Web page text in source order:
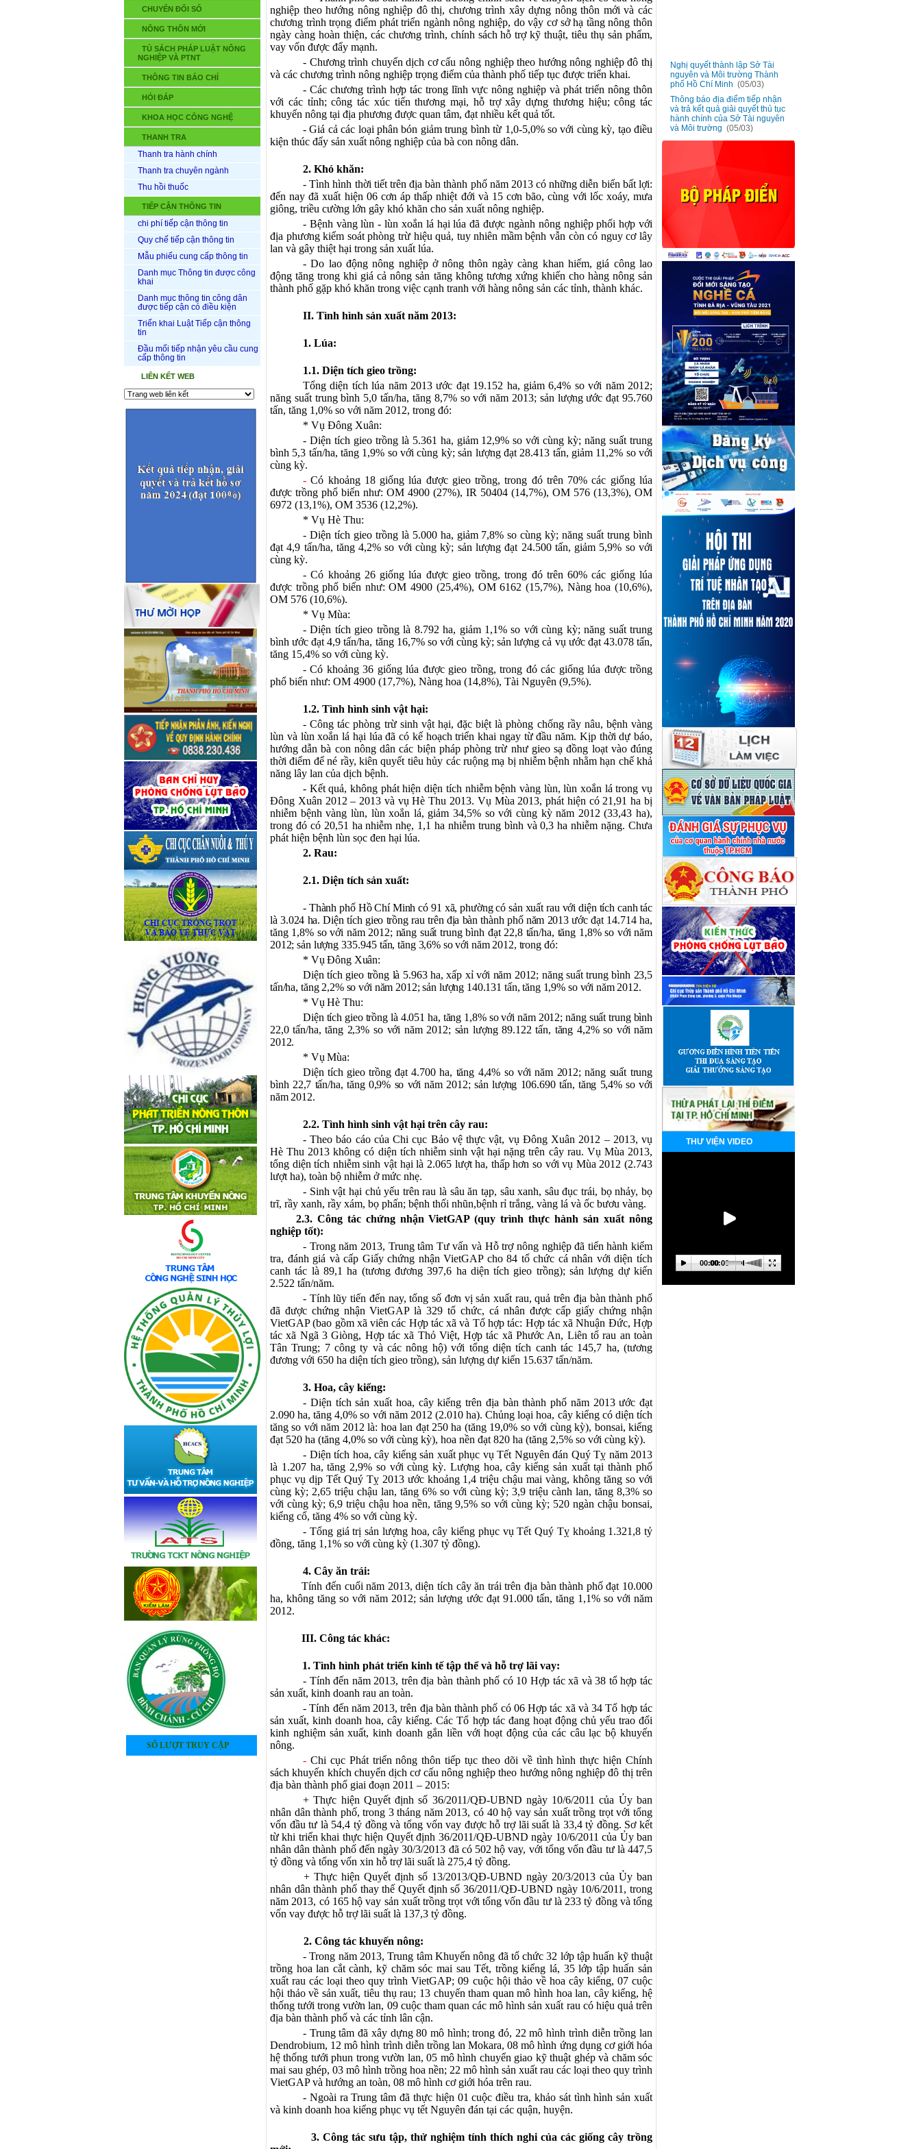
CHUYỂN ĐỔI SỐ
NÔNG THÔN MỚI
TỦ SÁCH PHÁP LUẬT NÔNG
NGHIỆP VÀ PTNT
THÔNG TIN BÁO CHÍ
HỎI ĐÁP
KHOA HỌC CÔNG NGHỆ
THANH TRA
Thanh tra hành chính
Thanh tra chuyên ngành
Thu hồi thuốc
TIẾP CẬN THÔNG TIN
chi phí tiếp cận thông tin
Quy chế tiếp cận thông tin
Mẫu phiếu cung cấp thông tin
Danh mục Thông tin được công
khai
Danh mục thông tin công dân
được tiếp cận có điều kiện
Triển khai Luật Tiếp cận thông
tin
Đầu mối tiếp nhận yêu cầu cung
cấp thông tin
LIÊN KẾT WEB
SỐ LƯỢT TRUY CẬP
nghiệp theo hướng nông nghiệp đô thị, chương trình xây dựng nông thôn mới và các
chương trình trọng điểm phát triển ngành nông nghiệp, do vậy cơ sở hạ tầng nông thôn
ngày càng hoàn thiện, các chương trình, chính sách hỗ trợ kỹ thuật, tiêu thụ sản phẩm,
vay vốn được đẩy mạnh.
- Chương trình chuyển dịch cơ cấu nông nghiệp theo hướng nông nghiệp đô thị
và các chương trình nông nghiệp trọng điểm của thành phố tiếp tục được triển khai.
- Các chương trình hợp tác trong lĩnh vực nông nghiệp và phát triển nông thôn
với các tỉnh; công tác xúc tiến thương mại, hỗ trợ xây dựng thương hiệu; công tác
khuyến nông tại địa phương được quan tâm, đạt nhiều kết quả tốt.
- Giá cả các loại phân bón giảm trung bình từ 1,0-5,0% so với cùng kỳ, tạo điều
kiện thúc đẩy sản xuất nông nghiệp của bà con nông dân.
2. Khó khăn:
- Tình hình thời tiết trên địa bàn thành phố năm 2013 có những diễn biến bất lợi:
đến nay đã xuất hiện 06 cơn áp thấp nhiệt đới và 15 cơn bão, cùng với lốc xoáy, mưa
giông, triều cường lớn gây khó khăn cho sản xuất nông nghiệp.
- Bệnh vàng lùn - lùn xoắn lá hại lúa đã được ngành nông nghiệp phối hợp với
địa phương kiểm soát phòng trừ hiệu quả, tuy nhiên mầm bệnh vẫn còn có nguy cơ lây
lan và gây thiệt hại trong sản xuất lúa.
- Do lao động nông nghiệp ở nông thôn ngày càng khan hiếm, giá công lao
động tăng trong khi giá cả nông sản tăng không tương xứng khiến cho hàng nông sản
thành phố gặp khó khăn trong việc cạnh tranh với hàng nông sản các tỉnh, thành khác.
II. Tình hình sản xuất năm 2013:
1. Lúa:
1.1. Diện tích gieo trồng:
Tổng diện tích lúa năm 2013 ước đạt 19.152 ha, giảm 6,4% so với năm 2012;
năng suất trung bình 5,0 tấn/ha, tăng 8,7% so với năm 2013; sản lượng ước đạt 95.760
tấn, tăng 1,0% so với năm 2012, trong đó:
* Vụ Đông Xuân:
- Diện tích gieo trồng là 5.361 ha, giảm 12,9% so với cùng kỳ; năng suất trung
bình 5,3 tấn/ha, tăng 1,9% so với cùng kỳ; sản lượng đạt 28.413 tấn, giảm 11,2% so với
cùng kỳ.
-Có khoảng 18 giống lúa được gieo trồng, trong đó trên 70% các giống lúa
được trồng phổ biến như: OM 4900 (27%), IR 50404 (14,7%), OM 576 (13,3%), OM
6972 (13,1%), OM 3536 (12,2%).
* Vụ Hè Thu:
- Diện tích gieo trồng là 5.000 ha, giảm 7,8% so cùng kỳ; năng suất trung bình
đạt 4,9 tấn/ha, tăng 4,2% so với cùng kỳ; sản lượng đạt 24.500 tấn, giảm 5,9% so với
cùng kỳ.
- Có khoảng 26 giống lúa được gieo trồng, trong đó trên 60% các giống lúa
được trồng phổ biến như: OM 4900 (25,4%), OM 6162 (15,7%), Nàng hoa (10,6%),
OM 576 (10,6%).
* Vụ Mùa:
- Diện tích gieo trồng là 8.792 ha, giảm 1,1% so với cùng kỳ; năng suất trung
bình ước đạt 4,9 tấn/ha, tăng 16,7% so với cùng kỳ; sản lượng cả vụ ước đạt 43.078 tấn,
tăng 15,4% so với cùng kỳ.
- Có khoảng 36 giống lúa được gieo trồng, trong đó các giống lúa được trồng
phổ biến như: OM 4900 (17,7%), Nàng hoa (14,8%), Tài Nguyên (9,5%).
1.2. Tình hình sinh vật hại:
- Công tác phòng trừ sinh vật hại, đặc biệt là phòng chống rầy nâu, bệnh vàng
lùn và lùn xoắn lá hại lúa đã có kế hoạch triển khai ngay từ đầu năm. Kịp thời dự báo,
hướng dẫn bà con nông dân các biện pháp phòng trừ như gieo sạ đồng loạt vào đúng
thời điểm để né rầy, kiên quyết tiêu hủy các ruộng mạ bị nhiễm bệnh nhằm hạn chế khả
năng lây lan của dịch bệnh.
- Kết quả, không phát hiện diện tích nhiễm bệnh vàng lùn, lùn xoắn lá trong vụ
Đông Xuân 2012 – 2013 và vụ Hè Thu 2013. Vụ Mùa 2013, phát hiện có 21,91 ha bị
nhiễm bệnh vàng lùn, lùn xoắn lá, giảm 34,5% so với cùng kỳ năm 2012 (33,43 ha),
trong đó có 20,51 ha nhiễm nhẹ, 1,1 ha nhiễm trung bình và 0,3 ha nhiễm nặng. Chưa
phát hiện bệnh lùn sọc đen hại lúa.
2. Rau:
2.1. Diện tích sản xuất:
- Thành phố Hồ Chí Minh có 91 xã, phường có sản xuất rau với diện tích canh tác
là 3.024 ha. Diện tích gieo trồng rau trên địa bàn thành phố năm 2013 ước đạt 14.714ha,
tăng 1,8% so với năm 2012; năng suất trung bình đạt 22,8 tấn/ha, tăng 1,8% so với năm
2012; sản lượng 335.945 tấn, tăng 3,6% so với năm 2012, trong đó:
* Vụ Đông Xuân:
Diện tích gieo trồng là 5.963 ha, xấp xỉ với năm 2012; năng suất trung bình 23,5
tấn/ha, tăng 2,2% so với năm 2012; sản lượng 140.131 tấn, tăng 1,9% so với năm 2012.
* Vụ Hè Thu:
Diện tích gieo trồng là 4.051 ha, tăng 1,8% so với năm 2012; năng suất trung bình
22,0 tấn/ha, tăng 2,3% so với năm 2012; sản lượng 89.122 tấn, tăng 4,2% so với năm
2012.
* Vụ Mùa:
Diện tích gieo trồng đạt 4.700 ha, tăng 4,4% so với năm 2012; năng suất trung
bình 22,7 tấn/ha, tăng 0,9% so với năm 2012; sản lượng 106.690 tấn, tăng 5,4% so với
năm 2012.
2.2. Tình hình sinh vật hại trên cây rau:
- Theo báo cáo của Chi cục Bảo vệ thực vật, vụ Đông Xuân 2012 – 2013, vụ
Hè Thu 2013 không có diện tích nhiễm sinh vật hại nặng trên cây rau. Vụ Mùa 2013,
tổng diện tích nhiễm sinh vật hại là 2.065 lượt ha, thấp hơn so với vụ Mùa 2012 (2.743
lượt ha), toàn bộ nhiễm ở mức nhẹ.
- Sinh vật hại chủ yếu trên rau là sâu ăn tạp, sâu xanh, sâu đục trái, bọ nhảy, bọ
trĩ, rầy xanh, rầy xám, bọ phấn; bệnh thối nhũn,bệnh rỉ trắng, vàng lá và ốc bươu vàng.
2.3. Công tác chứng nhận VietGAP (quy trình thực hành sản xuất nông
nghiệp tốt):
- Trong năm 2013, Trung tâm Tư vấn và Hỗ trợ nông nghiệp đã tiến hành kiểm
tra, đánh giá và cấp Giấy chứng nhận VietGAP cho84 tổ chức cá nhân với diện tích
canh tác là 89,1 ha (tương đương 397,6 ha diện tích gieo trồng); sản lượng dự kiến
2.522 tấn/năm.
- Tính lũy tiến đến nay, tổng số đơn vị sản xuất rau, quả trên địa bàn thành phố
đã được chứng nhận VietGAP là 329 tổ chức, cá nhân được cấp giấy chứng nhận
VietGAP (bao gồm xã viên các Hợp tác xã và Tổ hợp tác: Hợp tác xã Nhuận Đức, Hợp
tác xã Ngã 3 Giòng, Hợp tác xã Thỏ Việt, Hợp tác xã Phước An, Liên tổ rau an toàn
Tân Trung; 7 công ty và các nông hộ) với tổng diện tích canh tác 145,7 ha, (tương
đương với 650 ha diện tích gieo trồng), sản lượng dự kiến 15.637 tấn/năm.
3. Hoa, cây kiểng:
- Diện tích sản xuất hoa, cây kiểng trên địa bàn thành phố năm 2013 ước đạt
2.090 ha, tăng 4,0% so với năm 2012 (2.010 ha). Chủng loại hoa, cây kiểng có diện tích
tăng so với năm 2012 là: hoa lan đạt 250 ha (tăng 19,0% so với cùng kỳ), bonsai, kiểng
đạt 520 ha (tăng 4,0% so với cùng kỳ), hoa nền đạt 820 ha (tăng 2,5% so với cùng kỳ).
- Diện tích hoa, cây kiểng sản xuất phục vụ Tết Nguyên đán Quý Tỵ năm 2013
là 1.207 ha, tăng 2,9% so với cùng kỳ. Lượng hoa, cây kiểng sản xuất tại thành phố
phục vụ dịp Tết Quý Tỵ 2013 ước khoảng 1,4 triệu chậu mai vàng, không tăng so với
cùng kỳ; 2,65 triệu chậu lan, tăng 6% so với cùng kỳ; 3,9 triệu cành lan, tăng 8,3% so
với cùng kỳ; 6,9 triệu chậu hoa nền, tăng 9,5% so với cùng kỳ; 520 ngàn chậu bonsai,
kiểng cổ, tăng 4% so với cùng kỳ.
- Tổng giá trị sản lượng hoa, cây kiểng phục vụ Tết Quý Tỵ khoảng 1.321,8 tỷ
đồng, tăng 1,1% so với cùng kỳ (1.307 tỷ đồng).
4. Cây ăn trái:
Tính đến cuối năm 2013, diện tích cây ăn trái trên địa bàn thành phố đạt 10.000
ha, không tăng so với năm 2012; sản lượng ước đạt 91.000 tấn, tăng 1,1% so với năm
2012.
III. Công tác khác:
1. Tình hình phát triển kinh tế tập thể và hỗ trợ lãi vay:
- Tính đến năm 2013, trên địa bàn thành phố có 10 Hợp tác xã và 38 tổ hợp tác
sản xuất, kinh doanh rau an toàn.
- Tính đến năm 2013, trên địa bàn thành phố có 06 Hợp tác xã và 34 Tổ hợp tác
sản xuất, kinh doanh hoa, cây kiểng. Các Tổ hợp tác đang hoạt động chủ yếu trao đổi
kinh nghiệm sản xuất, kinh doanh gắn liền với hoạt động của các câu lạc bộ khuyến
nông.
- Chi cục Phát triển nông thôn tiếp tục theo dõi về tình hình thực hiện Chính
sách khuyến khích chuyển dịch cơ cấu nông nghiệp theo hướng nông nghiệp đô thị trên
địa bàn thành phố giai đoạn 2011 – 2015:
+ Thực hiện Quyết định số 36/2011/QĐ-UBND ngày 10/6/2011 của Ủy ban
nhân dân thành phố, trong 3 tháng năm 2013, có 40 hộ vay sản xuất trồng trọt với tổng
vốn đầu tư là 54,4 tỷ đồng và tổng vốn vay được hỗ trợ lãi suất là 33,4 tỷ đồng. Sơ kết
từ khi triển khai thực hiện Quyết định 36/2011/QĐ-UBND ngày 10/6/2011 của Ủy ban
nhân dân thành phố đến ngày 30/3/2013 đã có 502 hộ vay, với tổng vốn đầu tư là 447,5
tỷ đồng và tổng vốn xin hỗ trợ lãi suất là 275,4 tỷ đồng.
+ Thực hiện Quyết định số 13/2013/QĐ-UBND ngày 20/3/2013 của Ủy ban
nhân dân thành phố thay thế Quyết định số 36/2011/QĐ-UBND ngày 10/6/2011, trong
năm 2013, có 165 hộ vay sản xuất trồng trọt với tổng vốn đầu tư là 233 tỷ đồng và tổng
vốn vay được hỗ trợ lãi suất là 137,3 tỷ đồng.
2. Công tác khuyến nông:
- Trong năm 2013, Trung tâm Khuyến nông đã tổ chức 32 lớp tập huấn kỹ thuật
trồng hoa lan cắt cành, kỹ chăm sóc mai sau Tết, trồng kiểng lá, 35 lớp tập huấn sản
xuất rau các loại theo quy trình VietGAP; 09 cuộc hội thảo về hoa cây kiểng, 07 cuộc
hội thảo về sản xuất, tiêu thụ rau; 13 chuyến tham quan mô hình hoa lan, cây kiểng, hệ
thống tưới trong vườn lan, 09 cuộc tham quan các mô hình sản xuất rau có hiệu quả trên
địa bàn thành phố và các tỉnh lân cận.
- Trung tâm đã xây dựng 80 mô hình; trong đó, 22 mô hình trình diễn trồng lan
Dendrobium, 12 mô hình trình diễn trồng lan Mokara, 08 mô hình ứng dụng cơ giới hóa
hệ thống tưới phun trong vườn lan, 05 mô hình chuyển giao kỹ thuật ghép và chăm sóc
mai sau ghép, 03 mô hình trồng hoa nền; 22 mô hình sản xuất rau các loại theo quy trình
VietGAP và hướng an toàn, 08 mô hình cơ giới hóa trên rau.
- Ngoài ra Trung tâm đã thực hiện 01 cuộc điều tra, khảo sát tình hình sản xuất
và kinh doanh hoa kiểng phục vụ tết Nguyên đán tại các quận, huyện.
3. Công tác sưu tập, thử nghiệm tính thích nghi của các giống cây trồng
nguyên và Môi trường Thành
phố Hồ Chí Minh(05/03)
và trả kết quả giải quyết thủ tục
hành chính của Sở Tài nguyên
và Môi trường(05/03)
■
thành Công dân số Thành phố
Hồ Chí Minh - Kết nối nhanh
chóng giữa công dân và chính
quyền” cho công chức, viên
chức và người lao động (20/01)
Ban hành đơn giá bồi thường
vật nuôi trên địa bàn Thành phố
(13/01)
Lấy ý kiến góp ý dự thảo Nghị
quyết bãi bỏ Nghị quyết số
02/2017/NQ-HĐND ngày 06
tháng 7 năm 2017(13/01)
THƯ VIỆN VIDEO
00:0000:00